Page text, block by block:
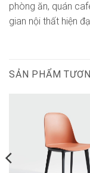
phòng ăn, quán
gian nội thất hiện
SẢN PHẨM